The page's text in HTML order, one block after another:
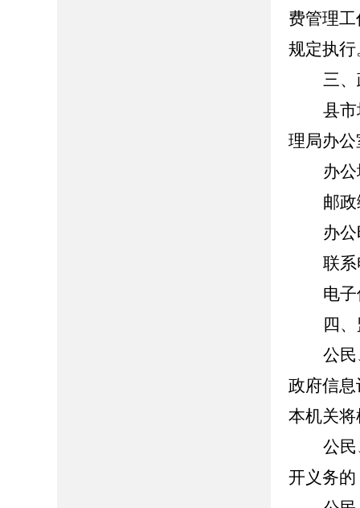
费管理
规定执行
三
县
理局办
办
邮
办
联系
电子
四
公
政府信
本机关
公
开义务